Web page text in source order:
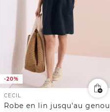
-20%
CECIL
Robe en lin jusqu'au genou